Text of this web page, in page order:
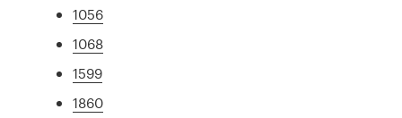
1056
1068
1599
1860